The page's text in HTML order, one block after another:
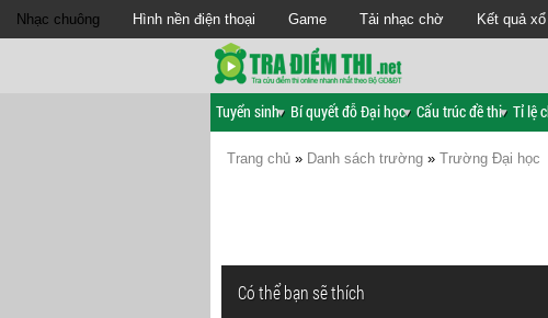
Nhạc chuông Hình nền điện thoại Game Tải nhạc chờ Kết quả
Tuyển sinh Bí quyết đỗ Đại học Cấu trúc đề thi Tỉ lệ
Trang chủ » Danh sách trường » Trường Đại học
Có thể bạn sẽ thích